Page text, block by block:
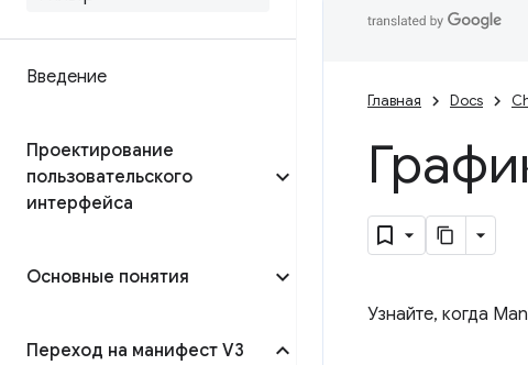
Введение
Проектирование
пользовательского
интерфейса
Основные понятия
Переход на манифест V3
Главная Docs
Узнайте, когда